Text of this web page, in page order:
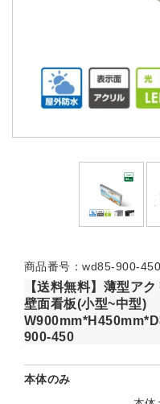
商品番号：wd85-900-450
【送料無料】薄型ア
壁面看板(小型~中型)
900-450
本体のみ